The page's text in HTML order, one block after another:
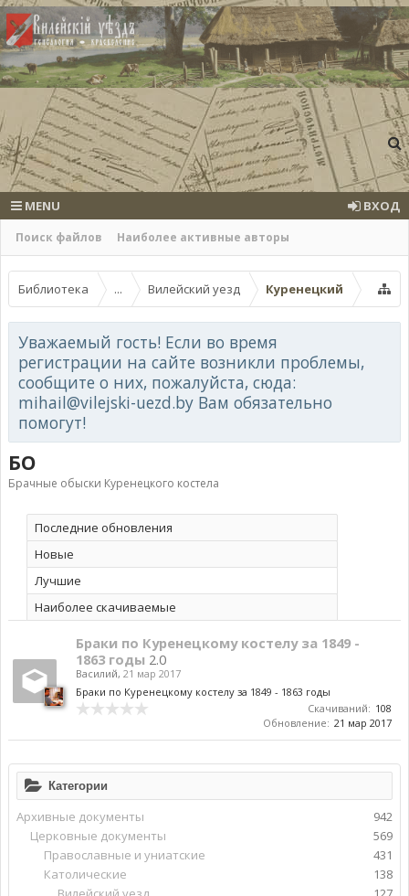
Поиск файлов Наиболее активные авторы
MENU ВХОД
Библиотека ... Вилейский уезд Куренецкий
Уважаемый гость! Если во время
регистрации на сайте возникли проблемы,
сообщите о них, пожалуйста, сюда:
mihail@vilejski-uezd.by Вам обязательно
помогут!
БО
Брачные обыски Куренецкого костела
Категории
Архивные документы
942
Церковные документы
569
Православные и униатские
431
Католические
138
Последние обновления
Новые
Лучшие
Наиболее скачиваемые
Браки по Куренецкому костелу за 1849 -
1863 годы 2.0
Василий, 21 мар 2017
Браки по Куренецкому костелу за 1849 - 1863 годы
Скачиваний: 108
Обновление: 21 мар 2017